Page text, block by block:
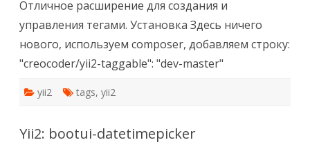
—
простая
реализация
тегов
Отличное расширение для создания и
управления тегами. Установка Здесь ничего
нового, используем composer, добавляем строку:
"creocoder/yii2-taggable": "dev-master"
yii2 tags, yii2
Yii2: bootui-datetimepicker